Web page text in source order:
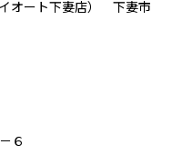
オート下妻店） 下妻市
６